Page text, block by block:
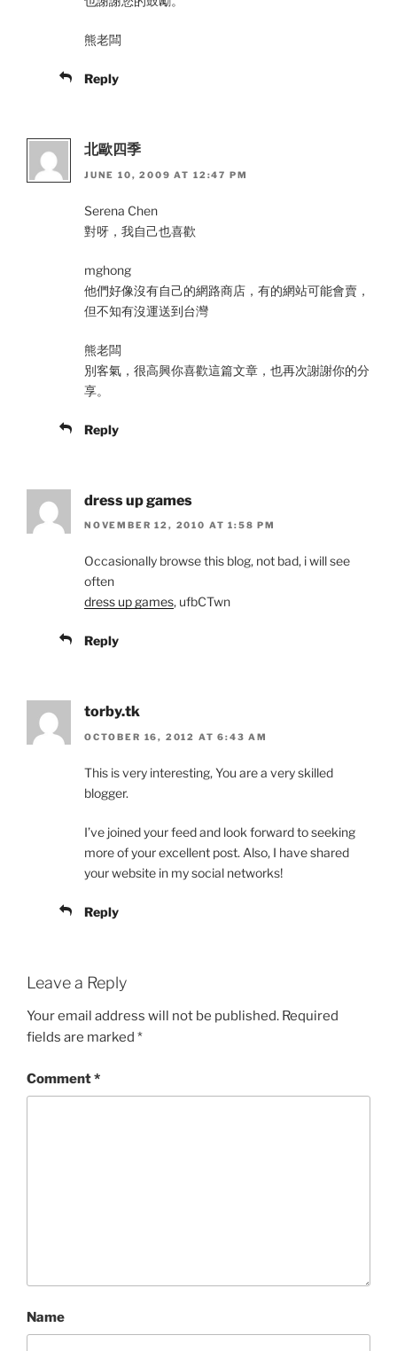
熊老闆
Reply
北歐四季
JUNE 10, 2009 AT 12:47 PM
Serena Chen
對呀，我自己也喜歡
mghong
他們好像沒有自己的網路商店，有的網站可能會賣，
但不知有沒運送到台灣
熊老闆
別客氣，很高興你喜歡這篇文章，也再次謝謝你的分
享。
Reply
dress up games
NOVEMBER 12, 2010 AT 1:58 PM
Occasionally browse this blog, not bad, i will see
often
dress up games, ufbCTwn
Reply
torby.tk
OCTOBER 16, 2012 AT 6:43 AM
This is very interesting, You are a very skilled
blogger.
I’ve joined your feed and look forward to seeking
more of your excellent post. Also, I have shared
your website in my social networks!
Reply
Leave a Reply
Your email address will not be published. Required
fields are marked *
Comment*
Name